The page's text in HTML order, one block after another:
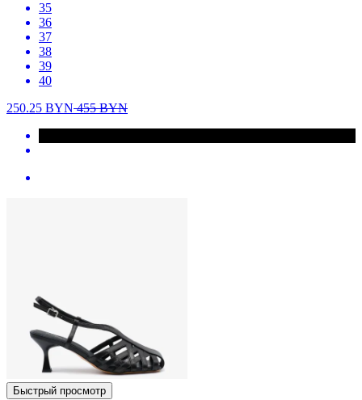
35
36
37
38
39
40
250.25 BYN455BYN
Быстрый просмотр